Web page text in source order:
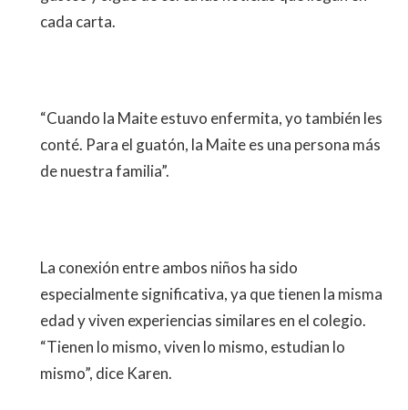
cada carta.
“Cuando la Maite estuvo enfermita, yo también les
conté. Para el guatón, la Maite es una persona más
de nuestra familia”.
La conexión entre ambos niños ha sido
especialmente significativa, ya que tienen la misma
edad y viven experiencias similares en el colegio.
“Tienen lo mismo, viven lo mismo, estudian lo
mismo”, dice Karen.